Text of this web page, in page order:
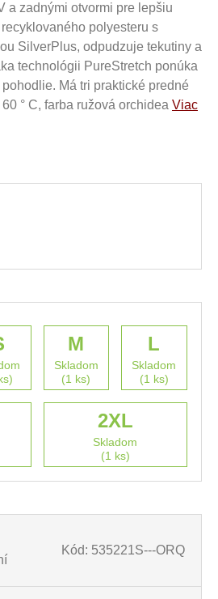
a zadnými otvormi pre lepšiu
polyesteru s
SilverPlus, odpudzuje tekutiny a
technológii PureStretch ponúka
Má tri praktické predné
° C, farba ružová orchidea Viac
M
Skladom
(1 ks)
L
Skladom
(1 ks)
2XL
Skladom
(1 ks)
Kód: 535221S---ORQ